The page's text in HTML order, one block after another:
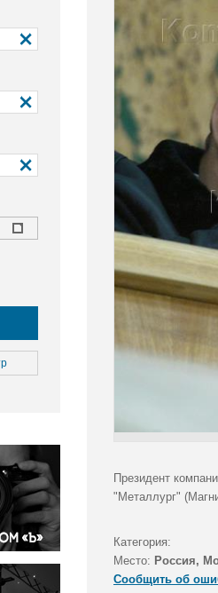
Президент
"Металлург"
Категория:
Место: Россия,
Сообщить об